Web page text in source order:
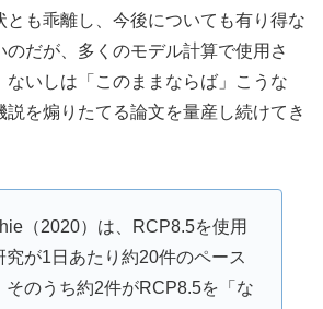
とも乖離し、今後についても有り得な
のだが、多くのモデル計算で使用さ
ないしは「このままならば」こうな
説を煽りたてる論文を量産し続けてき
（2020）は、RCP8.5を使用
究が1日あたり約20件のペース
そのうち約2件がRCP8.5を「な